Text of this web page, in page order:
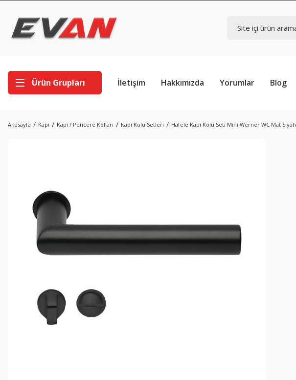
Ürün Grupları İletişim Hakkımızda Yorumlar Blog
Anasayfa Kapı Kapı / Pencere Kolları Kapı Kolu Setleri Hafele Kapı Kolu Seti Mini Werner WC Mat Siyah